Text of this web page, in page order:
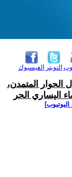
الفيسبوك التويتر
الحوار المتمدن،
اليساري الحر